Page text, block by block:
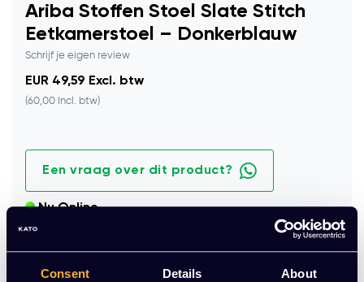
Consent Details About
Ariba Stoffen Stoel Slate Stitch
Eetkamerstoel – Donkerblauw
Schrijf je eigen review
EUR 49,59 Excl. btw
(60,00 Incl. btw)
Een vraag over dit product?
Nu Online